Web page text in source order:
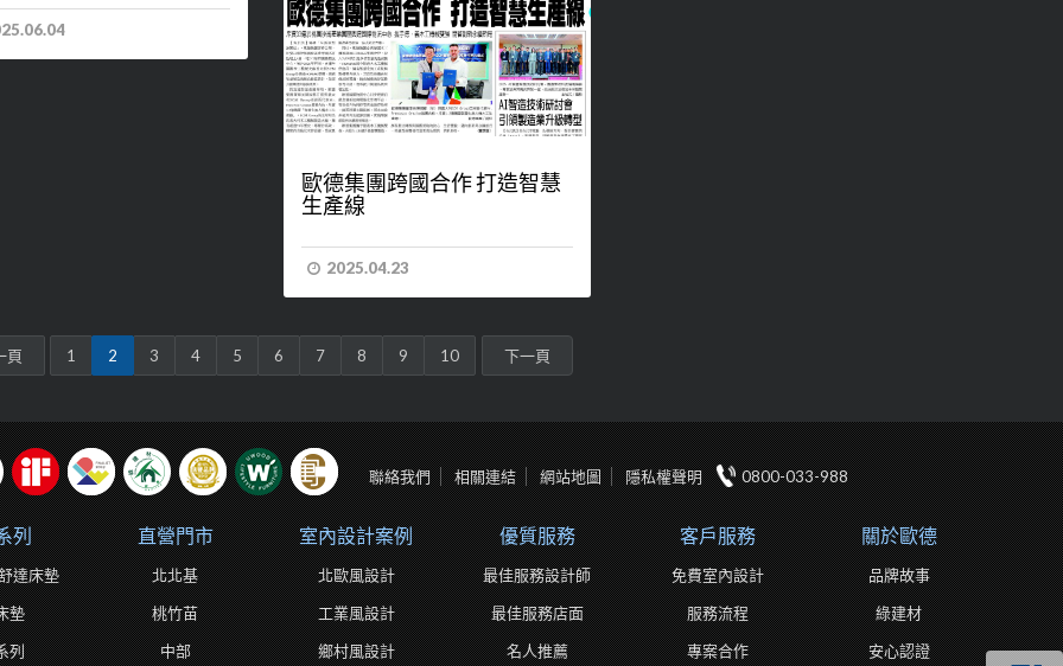
歐德集團跨國合作 打造智慧
生產線
2025.04.23
頁 1 2 3 4 5 6 7 8 9 10 下一頁
聯絡我們 相關連結 網站地圖 隱私權聲明 0800-033-988
列
達床墊
墊
列
直營門市
北北基
桃竹苗
中部
室內設計案例
北歐風設計
工業風設計
鄉村風設計
優質服務
最佳服務設計師
最佳服務店面
名人推薦
客戶服務
免費室內設計
服務流程
專案合作
關於歐德
品牌故事
綠建材
安心認證